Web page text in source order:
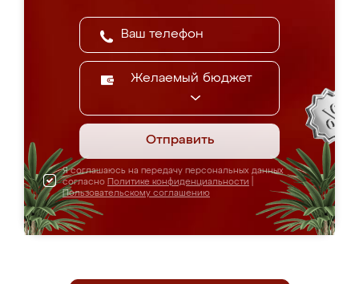
Желаемый бюджет
Отправить
Я соглашаюсь на передачу персональных данных
согласно Политике конфиденциальности
Пользовательскому соглашению